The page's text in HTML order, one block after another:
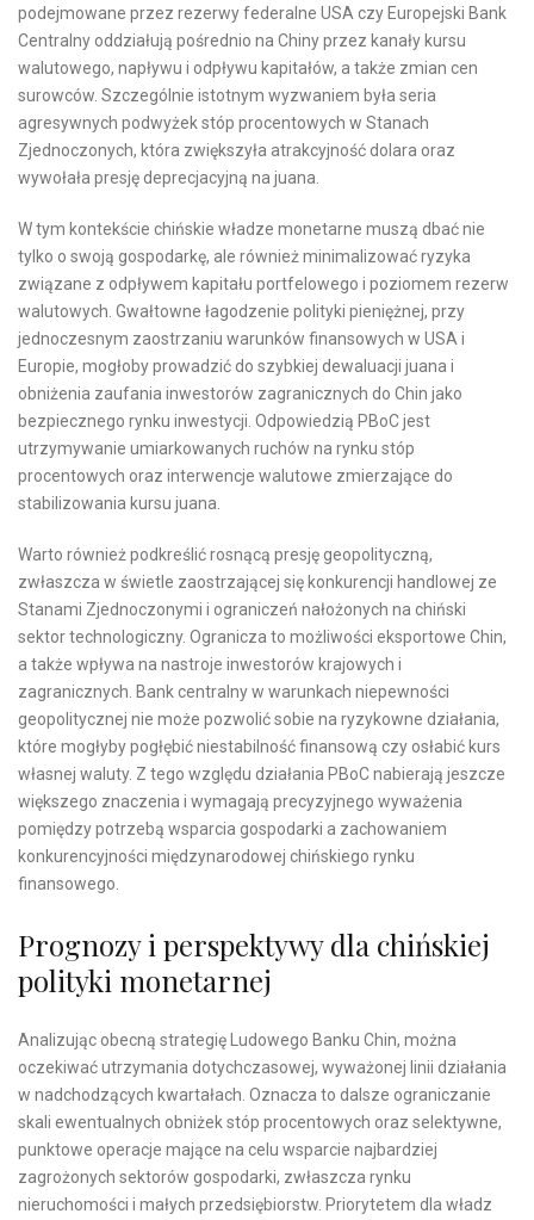
podejmowane przez rezerwy federalne USA czy Europejski Bank
Centralny oddziałują pośrednio na Chiny przez kanały kursu
walutowego, napływu i odpływu kapitałów, a także zmian cen
surowców. Szczególnie istotnym wyzwaniem była seria
agresywnych podwyżek stóp procentowych w Stanach
Zjednoczonych, która zwiększyła atrakcyjność dolara oraz
wywołała presję deprecjacyjną na juana.
W tym kontekście chińskie władze monetarne muszą dbać nie
tylko o swoją gospodarkę, ale również minimalizować ryzyka
związane z odpływem kapitału portfelowego i poziomem rezerw
walutowych. Gwałtowne łagodzenie polityki pieniężnej, przy
jednoczesnym zaostrzaniu warunków finansowych w USA i
Europie, mogłoby prowadzić do szybkiej dewaluacji juana i
obniżenia zaufania inwestorów zagranicznych do Chin jako
bezpiecznego rynku inwestycji. Odpowiedzią PBoC jest
utrzymywanie umiarkowanych ruchów na rynku stóp
procentowych oraz interwencje walutowe zmierzające do
stabilizowania kursu juana.
Warto również podkreślić rosnącą presję geopolityczną,
zwłaszcza w świetle zaostrzającej się konkurencji handlowej ze
Stanami Zjednoczonymi i ograniczeń nałożonych na chiński
sektor technologiczny. Ogranicza to możliwości eksportowe Chin,
a także wpływa na nastroje inwestorów krajowych i
zagranicznych. Bank centralny w warunkach niepewności
geopolitycznej nie może pozwolić sobie na ryzykowne działania,
które mogłyby pogłębić niestabilność finansową czy osłabić kurs
własnej waluty. Z tego względu działania PBoC nabierają jeszcze
większego znaczenia i wymagają precyzyjnego wyważenia
pomiędzy potrzebą wsparcia gospodarki a zachowaniem
konkurencyjności międzynarodowej chińskiego rynku
finansowego.
Prognozy i perspektywy dla chińskiej
polityki monetarnej
Analizując obecną strategię Ludowego Banku Chin, można
oczekiwać utrzymania dotychczasowej, wyważonej linii działania
w nadchodzących kwartałach. Oznacza to dalsze ograniczanie
skali ewentualnych obniżek stóp procentowych oraz selektywne,
punktowe operacje mające na celu wsparcie najbardziej
zagrożonych sektorów gospodarki, zwłaszcza rynku
nieruchomości i małych przedsiębiorstw. Priorytetem dla władz